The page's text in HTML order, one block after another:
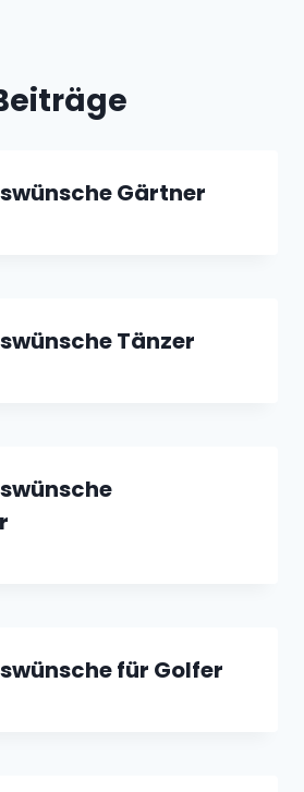
Gärtner
Tänzer
für Golfer